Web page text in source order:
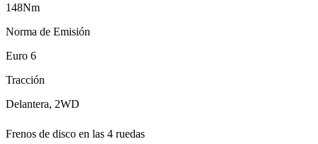
148Nm
Norma de Emisión
Euro 6
Tracción
Delantera, 2WD
Frenos de disco en las 4 ruedas